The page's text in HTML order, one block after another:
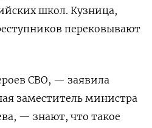
школ. Кузница,
перековывают
СВО, — заявила
заместитель министра
— знают, что такое